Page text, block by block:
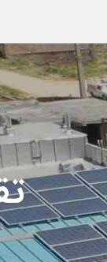
مشتریان
و خدمات جدید